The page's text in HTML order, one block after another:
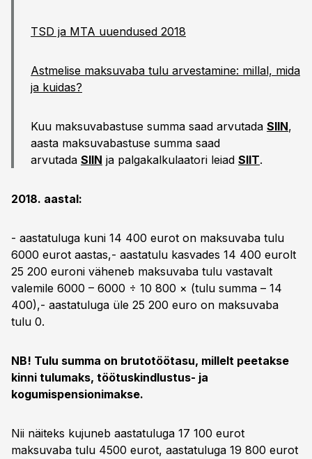
TSD ja MTA uuendused 2018
Astmelise maksuvaba tulu arvestamine: millal, mida
ja kuidas?
Kuu maksuvabastuse summa saad arvutada SIIN,
aasta maksuvabastuse summa saad
arvutada SIIN ja palgakalkulaatori leiad SIIT.
2018. aastal:
- aastatuluga kuni 14 400 eurot on maksuvaba tulu
6000 eurot aastas,- aastatulu kasvades 14 400 eurolt
25 200 euroni väheneb maksuvaba tulu vastavalt
valemile 6000 – 6000 ÷ 10 800 × (tulu summa – 14
400),- aastatuluga üle 25 200 euro on maksuvaba
tulu 0.
NB! Tulu summa on brutotöötasu, millelt peetakse
kinni tulumaks, töötuskindlustus- ja
kogumispensionimakse.
Nii näiteks kujuneb aastatuluga 17 100 eurot
maksuvaba tulu 4500 eurot, aastatuluga 19 800 eurot